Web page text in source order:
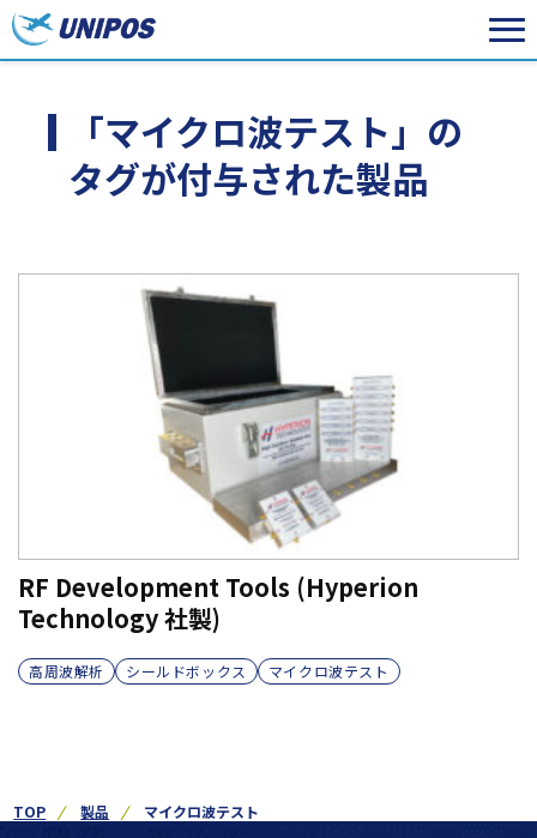
「マイクロ波テスト」の
タグが付与された製品
RF Development Tools (Hyperion
Technology 社製)
高周波解析 シールドボックス マイクロ波テスト
TOP 製品 マイクロ波テスト